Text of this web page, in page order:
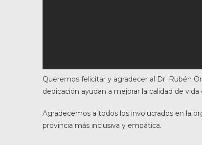
Queremos felicitar y agradecer al Dr. Rubén
dedicación ayudan a mejorar la calidad de
Agradecemos a todos los involucrados en la
provincia más inclusiva y empática.